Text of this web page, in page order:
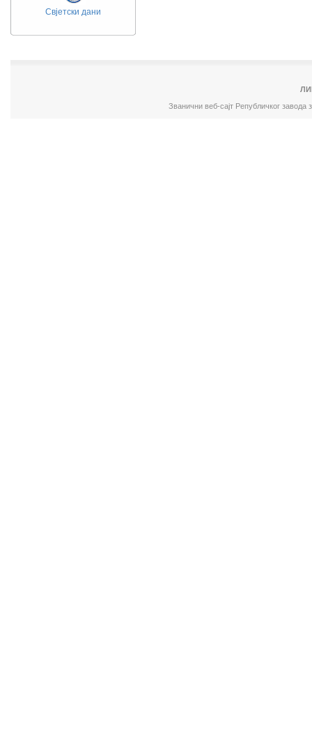
Свјетски дани
Званични веб-сајт Републичког